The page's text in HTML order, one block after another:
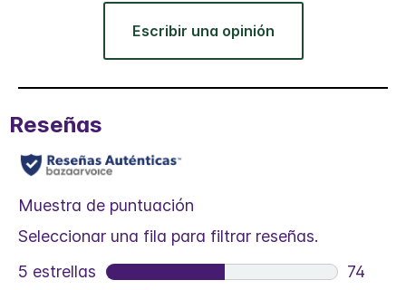
Escribir una opinión